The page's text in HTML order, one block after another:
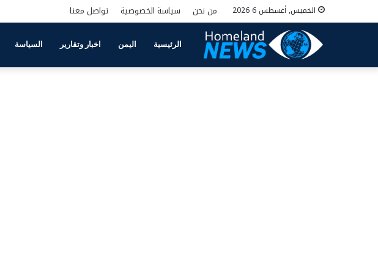
الخميس, أغسطس 6 2026 من نحن سياسة الخصوصية تواصل معنا
الرئيسية اليمن اخبار وتقارير السياسة